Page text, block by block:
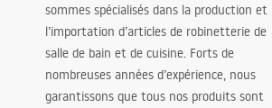
sommes spécialisés dans la production et
l’importation d’articles de robinetterie de
salle de bain et de cuisine. Forts de
nombreuses années d’expérience, nous
garantissons que tous nos produits sont